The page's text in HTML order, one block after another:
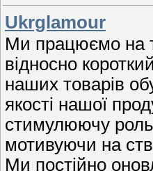
Ukrglamour
Ми працюємо на
відносно
наших товарів
якості нашої
стимулюючу роль
мотивуючи на
Ми постійно